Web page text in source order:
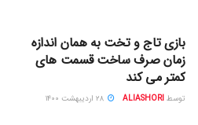
بازی تاج و تخت به همان اندازه
زمان صرف ساخت قسمت های
کمتر می کند
توسط ALIASHORI ۲۸ اردیبهشت ۱۴۰۰